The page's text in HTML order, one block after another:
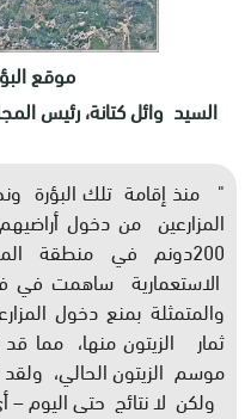
موقع
السيد وائل كتانة، رئيس
" منذ إقامة تلك البؤرة
المزارعين من دخول
200دونم في منطقة
الاستعمارية ساهمت في
والمتمثلة بمنع دخول
ثمار الزيتون منها،
موسم الزيتون الحالي،
ولكن لا نتائج حتى اليوم –